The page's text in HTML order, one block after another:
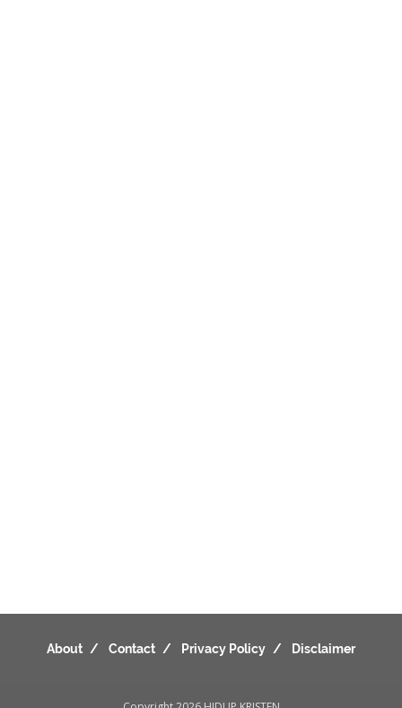
About Contact Privacy Policy Disclaimer